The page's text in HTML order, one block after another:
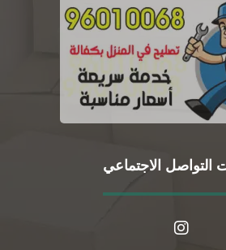
التواصل الاجتماعي